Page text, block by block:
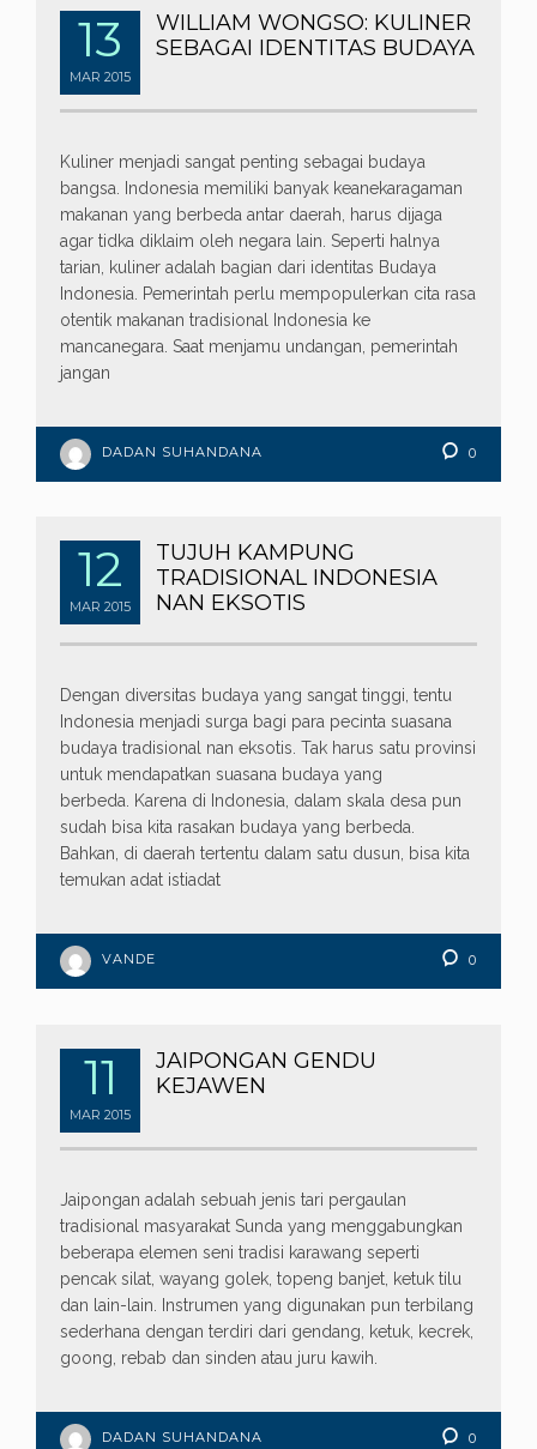
13
MAR 2015
WILLIAM WONGSO: KULINER
SEBAGAI IDENTITAS BUDAYA
Kuliner menjadi sangat penting sebagai budaya
bangsa. Indonesia memiliki banyak keanekaragaman
makanan yang berbeda antar daerah, harus dijaga
agar tidka diklaim oleh negara lain. Seperti halnya
tarian, kuliner adalah bagian dari identitas Budaya
Indonesia. Pemerintah perlu mempopulerkan cita rasa
otentik makanan tradisional Indonesia ke
mancanegara. Saat menjamu undangan, pemerintah
jangan
DADAN SUHANDANA 0
12
MAR 2015
TUJUH KAMPUNG
TRADISIONAL INDONESIA
NAN EKSOTIS
Dengan diversitas budaya yang sangat tinggi, tentu
Indonesia menjadi surga bagi para pecinta suasana
budaya tradisional nan eksotis. Tak harus satu provinsi
untuk mendapatkan suasana budaya yang
berbeda. Karena di Indonesia, dalam skala desa pun
sudah bisa kita rasakan budaya yang berbeda.
Bahkan, di daerah tertentu dalam satu dusun, bisa kita
temukan adat istiadat
VANDE 0
11
MAR 2015
JAIPONGAN GENDU
KEJAWEN
Jaipongan adalah sebuah jenis tari pergaulan
tradisional masyarakat Sunda yang menggabungkan
beberapa elemen seni tradisi karawang seperti
pencak silat, wayang golek, topeng banjet, ketuk tilu
dan lain-lain. Instrumen yang digunakan pun terbilang
sederhana dengan terdiri dari gendang, ketuk, kecrek,
goong, rebab dan sinden atau juru kawih.
DADAN SUHANDANA 0